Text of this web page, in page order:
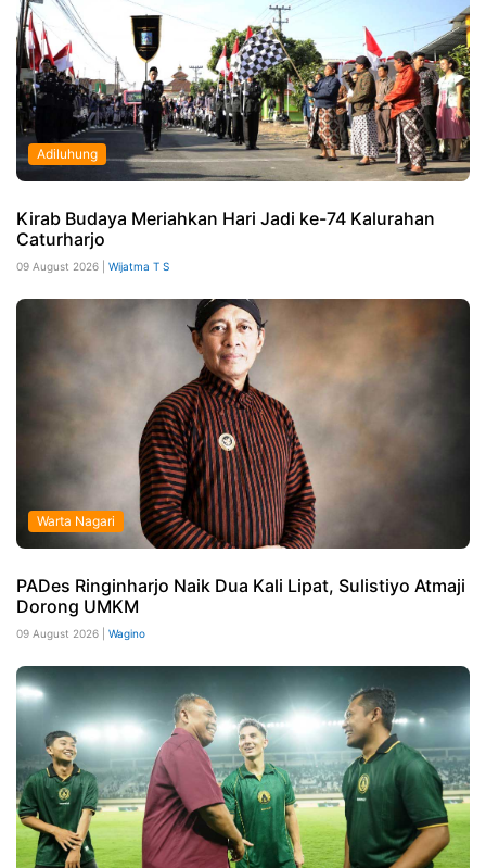
Adiluhung
Kirab Budaya Meriahkan Hari Jadi ke-74 Kalurahan
Caturharjo
09 August 2026 | Wijatma T S
Warta Nagari
PADes Ringinharjo Naik Dua Kali Lipat, Sulistiyo Atmaji
Dorong UMKM
09 August 2026 | Wagino